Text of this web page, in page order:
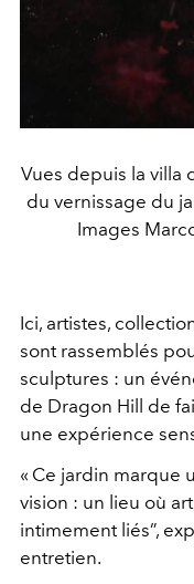
Vues depuis la villa
du vernissage du
Images
Ici, artistes,
sont rassemblés
sculptures : un
de Dragon Hill de
une expérience
« Ce jardin marque
vision : un lieu où
intimement liés”,
entretien.